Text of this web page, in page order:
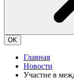
OK
Главная
Новости
Участие в